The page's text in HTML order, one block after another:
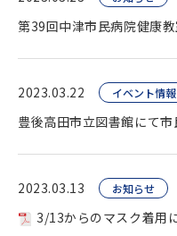
第39回中津市民病院健康教
2023.03.22 イベント情報
豊後高田市立図書館にて市
2023.03.13 お知らせ
3/13からのマスク着用